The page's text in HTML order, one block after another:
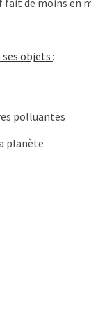
ses objets :
polluantes
planète